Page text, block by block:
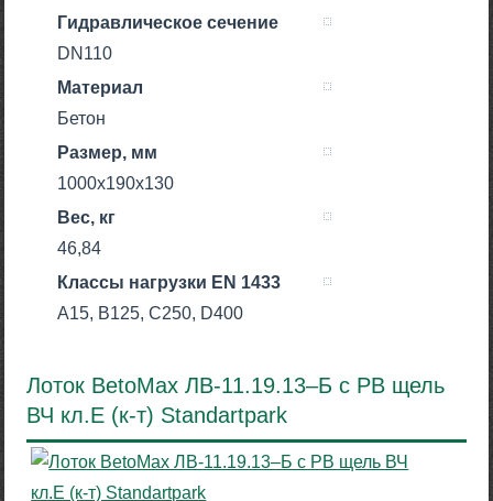
Гидравлическое сечение
DN110
Материал
Бетон
Размер, мм
1000x190x130
Вес, кг
46,84
Класcы нагрузки EN 1433
A15, B125, C250, D400
Лоток BetoMax ЛВ-11.19.13–Б с РВ щель
ВЧ кл.Е (к-т) Standartpark